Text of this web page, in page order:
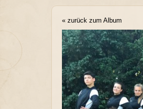
« zurück zum Album